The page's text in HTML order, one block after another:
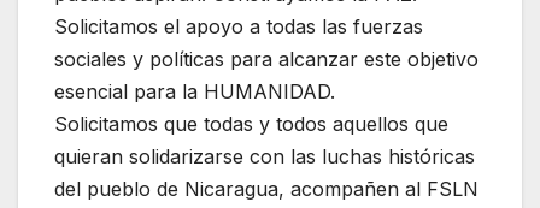
Solicitamos el apoyo a todas las fuerzas
sociales y políticas para alcanzar este objetivo
esencial para la HUMANIDAD.
Solicitamos que todas y todos aquellos que
quieran solidarizarse con las luchas históricas
del pueblo de Nicaragua, acompañen al FSLN